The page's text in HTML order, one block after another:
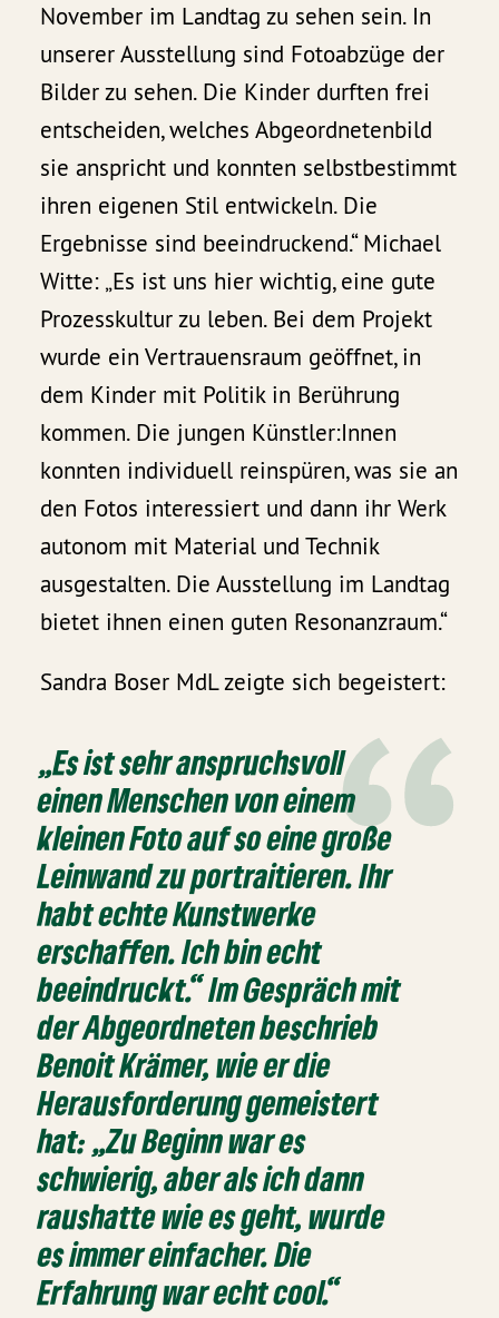
November im Landtag zu sehen sein. In
unserer Ausstellung sind Fotoabzüge der
Bilder zu sehen. Die Kinder durften frei
entscheiden, welches Abgeordnetenbild
sie anspricht und konnten selbstbestimmt
ihren eigenen Stil entwickeln. Die
Ergebnisse sind beeindruckend.“ Michael
Witte: „Es ist uns hier wichtig, eine gute
Prozesskultur zu leben. Bei dem Projekt
wurde ein Vertrauensraum geöffnet, in
dem Kinder mit Politik in Berührung
kommen. Die jungen Künstler:Innen
konnten individuell reinspüren, was sie an
den Fotos interessiert und dann ihr Werk
autonom mit Material und Technik
ausgestalten. Die Ausstellung im Landtag
bietet ihnen einen guten Resonanzraum.“
Sandra Boser MdL zeigte sich begeistert:
„Es ist sehr anspruchsvoll
einen Menschen von einem
kleinen Foto auf so eine große
Leinwand zu portraitieren. Ihr
habt echte Kunstwerke
erschaffen. Ich bin echt
beeindruckt.“ Im Gespräch mit
der Abgeordneten beschrieb
Benoit Krämer, wie er die
Herausforderung gemeistert
hat: „Zu Beginn war es
schwierig, aber als ich dann
raushatte wie es geht, wurde
es immer einfacher. Die
Erfahrung war echt cool.“